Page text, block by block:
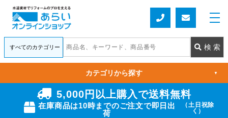
5,000円以上購入で送料無料
在庫商品は10時までのご注文で即日出
荷
（土日祝除
く）
カテゴリから探す ▼